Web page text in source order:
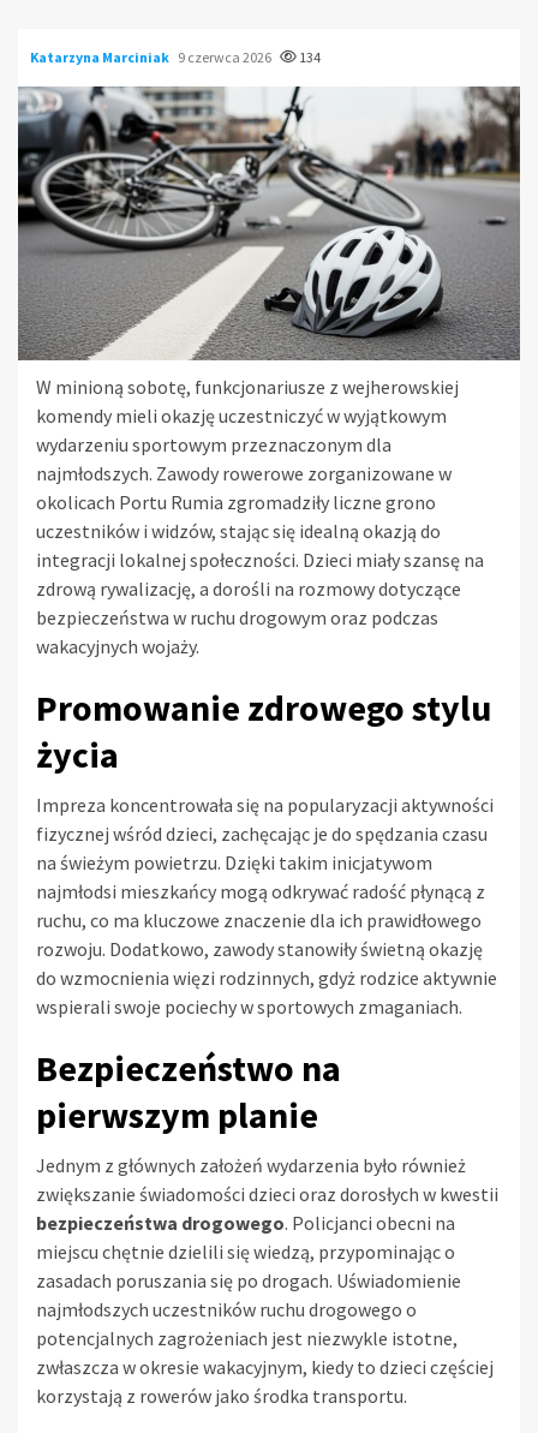
Katarzyna Marciniak 9 czerwca 2026 134
W minioną sobotę, funkcjonariusze z wejherowskiej
komendy mieli okazję uczestniczyć w wyjątkowym
wydarzeniu sportowym przeznaczonym dla
najmłodszych. Zawody rowerowe zorganizowane w
okolicach Portu Rumia zgromadziły liczne grono
uczestników i widzów, stając się idealną okazją do
integracji lokalnej społeczności. Dzieci miały szansę na
zdrową rywalizację, a dorośli na rozmowy dotyczące
bezpieczeństwa w ruchu drogowym oraz podczas
wakacyjnych wojaży.
Promowanie zdrowego stylu
życia
Impreza koncentrowała się na popularyzacji aktywności
fizycznej wśród dzieci, zachęcając je do spędzania czasu
na świeżym powietrzu. Dzięki takim inicjatywom
najmłodsi mieszkańcy mogą odkrywać radość płynącą z
ruchu, co ma kluczowe znaczenie dla ich prawidłowego
rozwoju. Dodatkowo, zawody stanowiły świetną okazję
do wzmocnienia więzi rodzinnych, gdyż rodzice aktywnie
wspierali swoje pociechy w sportowych zmaganiach.
Bezpieczeństwo na
pierwszym planie
Jednym z głównych założeń wydarzenia było również
zwiększanie świadomości dzieci oraz dorosłych w kwestii
bezpieczeństwa drogowego. Policjanci obecni na
miejscu chętnie dzielili się wiedzą, przypominając o
zasadach poruszania się po drogach. Uświadomienie
najmłodszych uczestników ruchu drogowego o
potencjalnych zagrożeniach jest niezwykle istotne,
zwłaszcza w okresie wakacyjnym, kiedy to dzieci częściej
korzystają z rowerów jako środka transportu.